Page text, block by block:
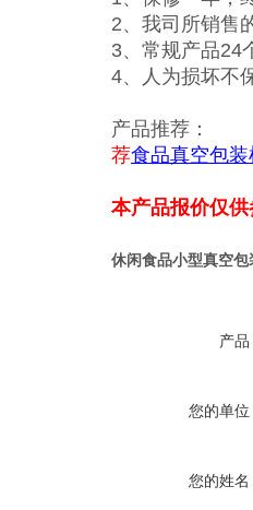
2、我司所销售
3、常规产品24
4、人为损坏不
产品推荐：
荐食品真空包装
本产品报价仅
休闲食品小型真空包
产品
您的单位
您的姓名